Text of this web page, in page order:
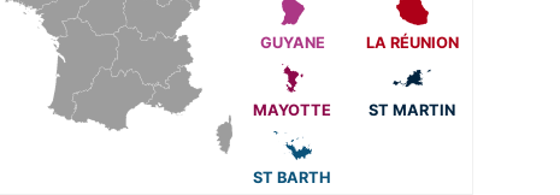
GUYANE LA RÉUNION
MAYOTTE ST MARTIN
ST BARTH